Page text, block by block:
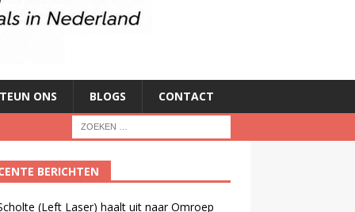
ONS BLOGS CONTACT
BERICHTEN
(Left Laser) haalt uit naar Omroep